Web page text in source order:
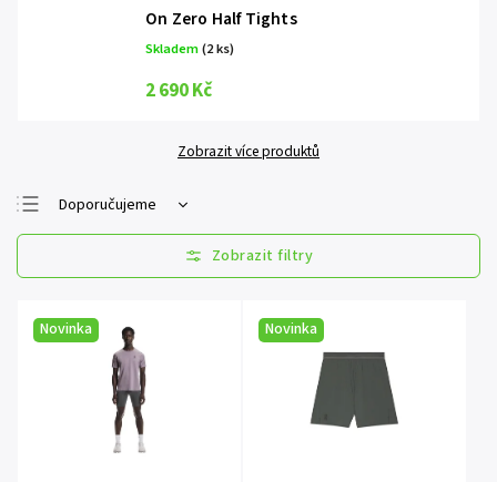
On Zero Half Tights
Skladem(2 ks)
2 690 Kč
Zobrazit více produktů
Doporučujeme
Nejlevnější
Nejdražší
Abecedně
Novinka Novinka